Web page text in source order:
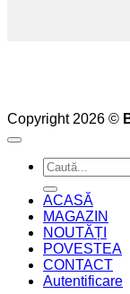
Copyright 2026 ©
Caută
după:
ACASĂ
MAGAZIN
NOUTĂȚI
POVESTEA
CONTACT
Autentificare